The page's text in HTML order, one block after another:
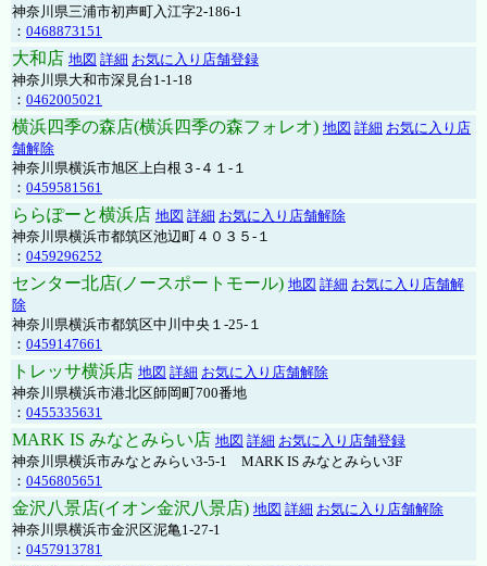
神奈川県三浦市初声町入江字2-186-1
： 0468873151
大和店 地図 詳細 お気に入り店舗登録
神奈川県大和市深見台1-1-18
： 0462005021
横浜四季の森店(横浜四季の森フォレオ) 地図 詳細 お気に入り店
舗解除
神奈川県横浜市旭区上白根３-４１-１
： 0459581561
ららぽーと横浜店 地図 詳細 お気に入り店舗解除
神奈川県横浜市都筑区池辺町４０３５-１
： 0459296252
センター北店(ノースポートモール) 地図 詳細 お気に入り店舗解
除
神奈川県横浜市都筑区中川中央１-25-１
： 0459147661
トレッサ横浜店 地図 詳細 お気に入り店舗解除
神奈川県横浜市港北区師岡町700番地
： 0455335631
MARK IS みなとみらい店 地図 詳細 お気に入り店舗登録
神奈川県横浜市みなとみらい3-5-1 MARK IS みなとみらい3F
： 0456805651
金沢八景店(イオン金沢八景店) 地図 詳細 お気に入り店舗解除
神奈川県横浜市金沢区泥亀1-27-1
： 0457913781